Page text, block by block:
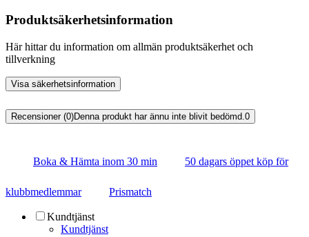
Produktsäkerhetsinformation
Här hittar du information om allmän produktsäkerhet och
tillverkning
Visa säkerhetsinformation
Recensioner (0)Denna produkt har ännu inte blivit bedömd. 0
Boka & Hämta inom 30 min 50 dagars öppet köp för
klubbmedlemmar Prismatch
Kundtjänst
Kundtjänst